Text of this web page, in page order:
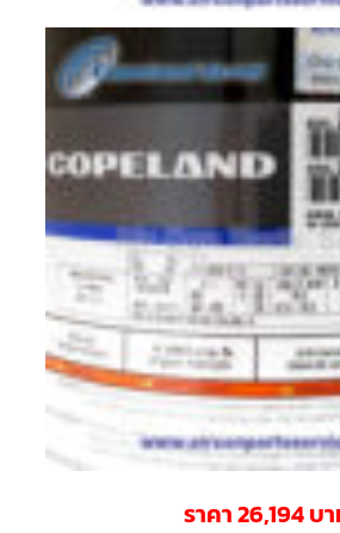
ยิง
รีโมท
แอร์
รู
ม
อร์
โม
สตัท
แอร์
TRANE
แผง
คอนโทรล
แอร์
TRANE
จอ
รับ
สัญญาณ
ราคา 26,194 บ